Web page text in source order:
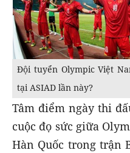
Đội tuyển Olympic Việt
tại ASIAD lần này?
Tâm điểm ngày thi
cuộc đọ sức giữa
Hàn Quốc trong trận